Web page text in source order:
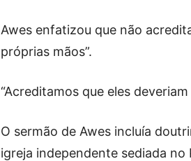
Awes enfatizou que não
próprias mãos”.
“Acreditamos que eles
O sermão de Awes incluía
igreja independente sediada